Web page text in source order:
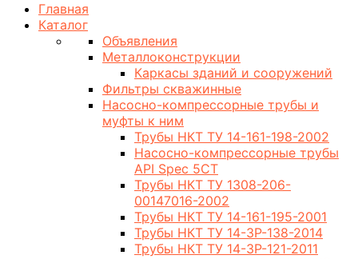
Главная
Каталог
Объявления
Металлоконструкции
Каркасы зданий и сооружений
Фильтры скважинные
Насосно-компрессорные трубы и
муфты к ним
Трубы НКТ ТУ 14-161-198-2002
Насосно-компрессорные трубы
API Spec 5CT
Трубы НКТ ТУ 1308-206-
00147016-2002
Трубы НКТ ТУ 14-161-195-2001
Трубы НКТ ТУ 14-3Р-138-2014
Трубы НКТ ТУ 14-3Р-121-2011